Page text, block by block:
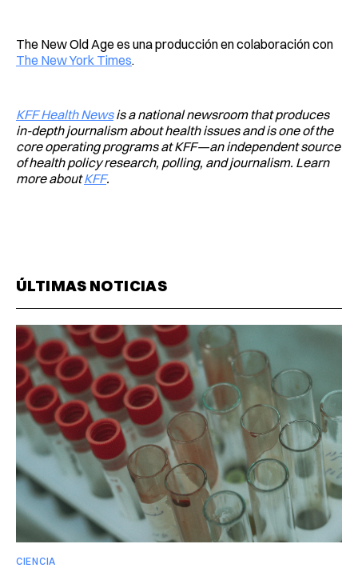
The New Old Age es una producción en colaboración con
The New York Times.
KFF Health Newsis a national newsroom that produces
in-depth journalism about health issues and is one of the
core operating programs at KFF—an independent source
of health policy research, polling, and journalism. Learn
more aboutKFF.
ÚLTIMAS NOTICIAS
CIENCIA